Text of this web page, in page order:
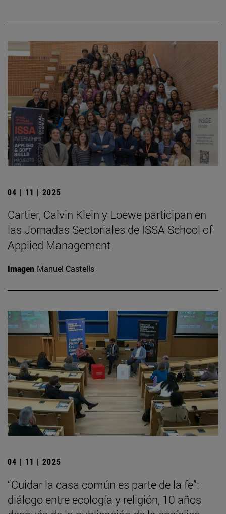
04 | 11 | 2025
Cartier, Calvin Klein y Loewe participan en
las Jornadas Sectoriales de ISSA School of
Applied Management
Imagen Manuel Castells
04 | 11 | 2025
“Cuidar la casa común es parte de la fe”:
diálogo entre ecología y religión, 10 años